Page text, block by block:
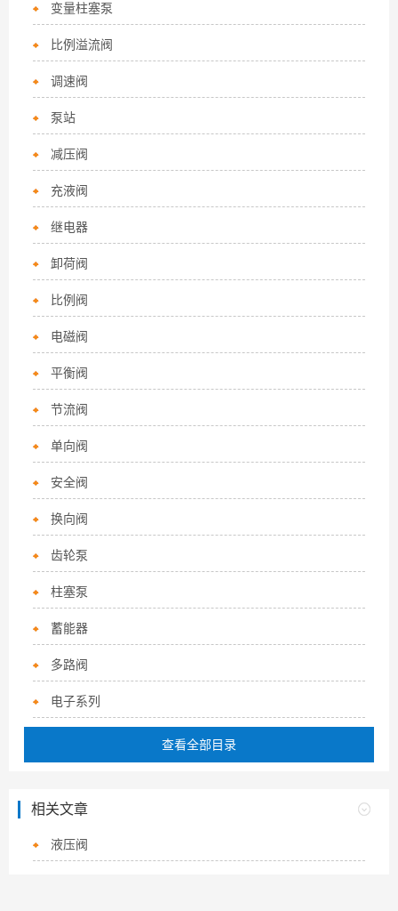
变量柱塞泵
比例溢流阀
调速阀
泵站
减压阀
充液阀
继电器
卸荷阀
比例阀
电磁阀
平衡阀
节流阀
单向阀
安全阀
换向阀
齿轮泵
柱塞泵
蓄能器
多路阀
电子系列
查看全部目录
相关文章
液压阀